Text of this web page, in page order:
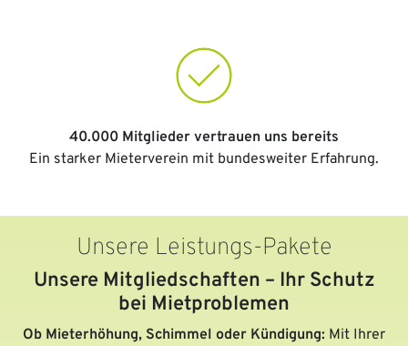
40.000 Mitglieder vertrauen uns bereits
Ein starker Mieterverein mit bundesweiter Erfahrung.
Unsere Leistungs-Pakete
Unsere Mitgliedschaften – Ihr Schutz
bei Mietproblemen
Ob Mieterhöhung, Schimmel oder Kündigung: Mit Ihrer